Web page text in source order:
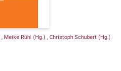
, Meike Rühl (Hg.) , Christoph Schubert (Hg.)